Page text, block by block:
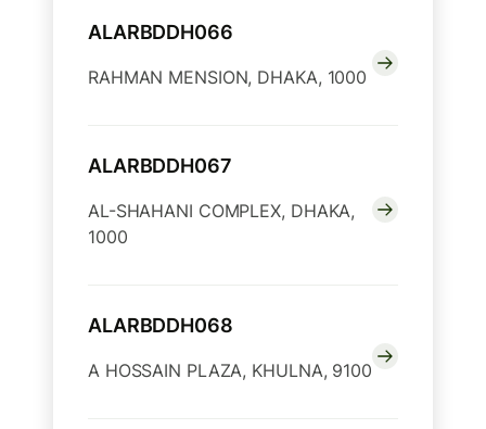
ALARBDDH066
RAHMAN MENSION, DHAKA, 1000
ALARBDDH067
AL-SHAHANI COMPLEX, DHAKA,
1000
ALARBDDH068
A HOSSAIN PLAZA, KHULNA, 9100